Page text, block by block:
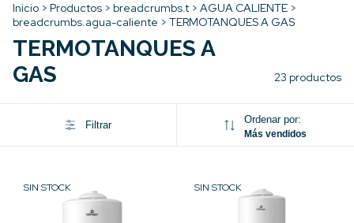
Inicio > Productos > breadcrumbs.t > AGUA CALIENTE >
breadcrumbs.agua-caliente > TERMOTANQUES A GAS
TERMOTANQUES A
GAS
23 productos
Filtrar Ordenar por:
Más vendidos
SIN STOCK SIN STOCK